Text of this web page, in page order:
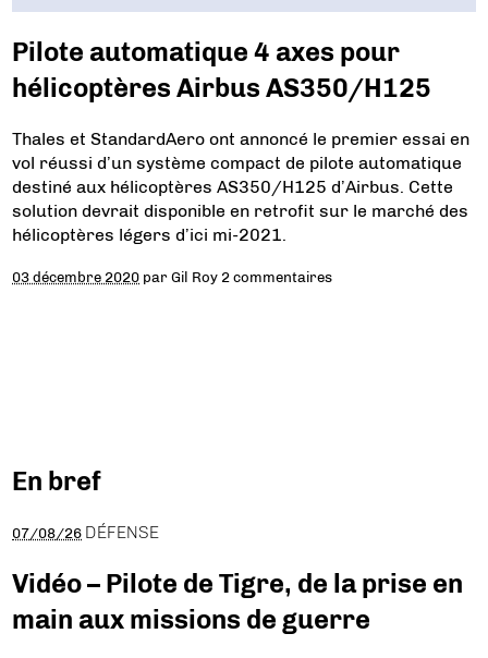
Pilote automatique 4 axes pour
hélicoptères Airbus AS350/H125
Thales et StandardAero ont annoncé le premier essai en
vol réussi d’un système compact de pilote automatique
destiné aux hélicoptères AS350/H125 d’Airbus. Cette
solution devrait disponible en retrofit sur le marché des
hélicoptères légers d’ici mi-2021.
03 décembre 2020 parGil Roy 2 commentaires
En bref
07/08/26 DÉFENSE
Vidéo – Pilote de Tigre, de la prise en
main aux missions de guerre